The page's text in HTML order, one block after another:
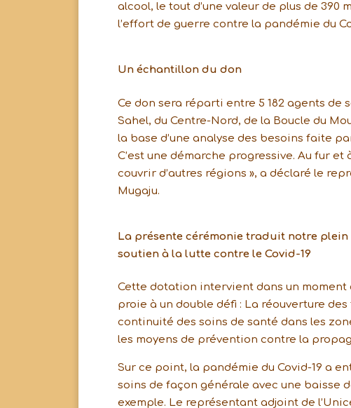
alcool, le tout d’une valeur de plus de 390
l’effort de guerre contre la pandémie du
Un échantillon du don
Ce don sera réparti entre 5 182 agents de
Sahel, du Centre-Nord, de la Boucle du
la base d’une analyse des besoins faite
C’est une démarche progressive. Au fur et
couvrir d’autres régions », a déclaré le
Mugaju.
La présente cérémonie traduit notre plein
soutien à la lutte contre le Covid-19
Cette dotation intervient dans un
proie à un double défi : La réouverture
continuité des soins de santé dans les
les moyens de prévention contre la
Sur ce point, la pandémie du Covid-19 a
soins de façon générale avec une baisse
exemple. Le représentant adjoint de